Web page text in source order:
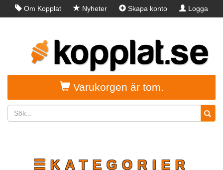
Om Kopplat Nyheter Skapa konto Logga
Varukorgen är tom.
☰KATEGORIER